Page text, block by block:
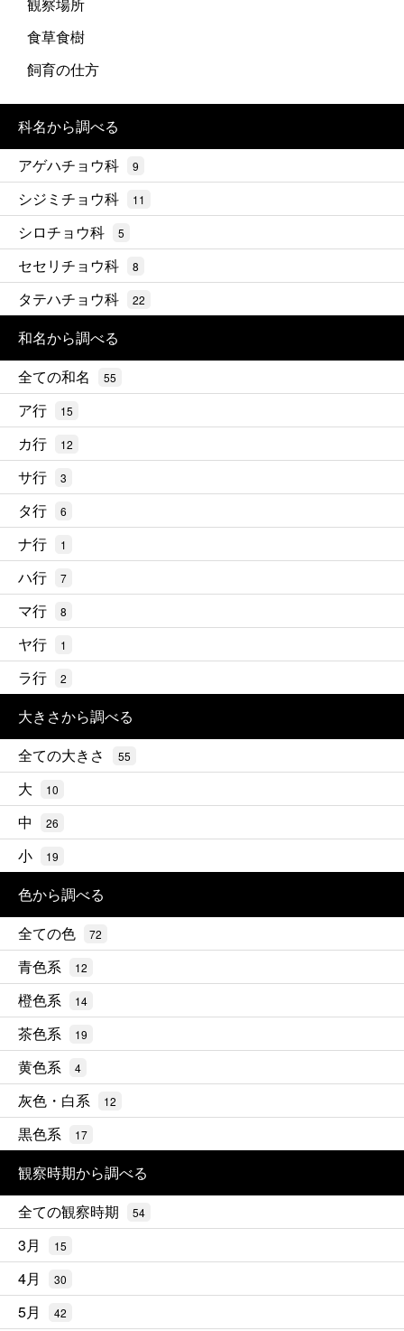
観察場所
食草食樹
飼育の仕方
科名から調べる
アゲハチョウ科
9
シジミチョウ科 11
シロチョウ科 5
セセリチョウ科 8
タテハチョウ科 22
和名から調べる
全ての和名
55
ア行 15
カ行 12
サ行 3
タ行 6
ナ行 1
ハ行 7
マ行 8
ヤ行 1
ラ行 2
大きさから調べる
全ての大きさ
55
大 10
中 26
小 19
色から調べる
全ての色
72
青色系 12
橙色系 14
茶色系 19
黄色系 4
灰色・白系 12
黒色系 17
観察時期から調べる
全ての観察時期
54
3月 15
4月 30
5月 42